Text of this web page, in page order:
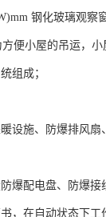
钢化玻璃观
便小屋的吊运，
组成；
设施、防爆排风
爆配电盘、防爆
，在自动状态下